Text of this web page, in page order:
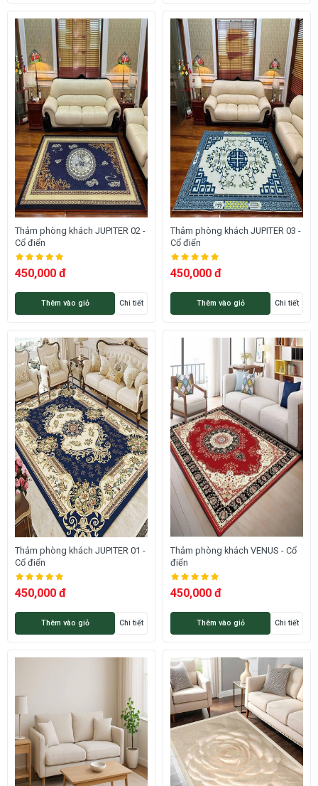
Thảm phòng khách JUPITER 02 -
Cổ điển
450,000 đ
Thêm vào giỏ Chi tiết
Thảm phòng khách JUPITER 03 -
Cổ điển
450,000 đ
Thêm vào giỏ Chi tiết
Thảm phòng khách JUPITER 01 -
Cổ điển
450,000 đ
Thêm vào giỏ Chi tiết
Thảm phòng khách VENUS - Cổ
điển
450,000 đ
Thêm vào giỏ Chi tiết